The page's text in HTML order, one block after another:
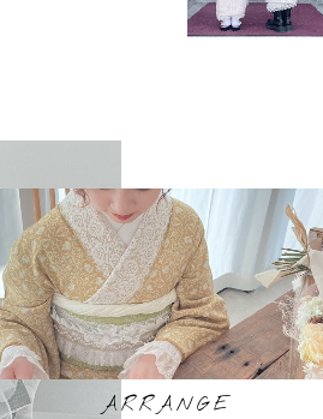
ARRANGE